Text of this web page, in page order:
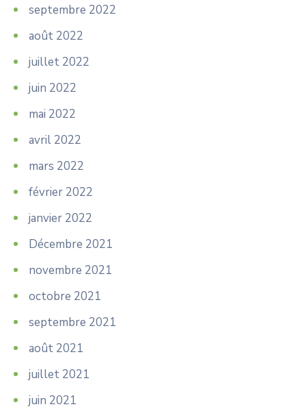
septembre 2022
août 2022
juillet 2022
juin 2022
mai 2022
avril 2022
mars 2022
février 2022
janvier 2022
Décembre 2021
novembre 2021
octobre 2021
septembre 2021
août 2021
juillet 2021
juin 2021